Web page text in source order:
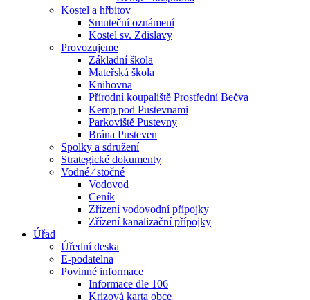
Kostel a hřbitov
Smuteční oznámení
Kostel sv. Zdislavy
Provozujeme
Základní škola
Mateřská škola
Knihovna
Přírodní koupaliště Prostřední Bečva
Kemp pod Pustevnami
Parkoviště Pustevny
Brána Pusteven
Spolky a sdružení
Strategické dokumenty
Vodné ⁄ stočné
Vodovod
Ceník
Zřízení vodovodní přípojky
Zřízení kanalizační přípojky
Úřad
Úřední deska
E-podatelna
Povinné informace
Informace dle 106
Krizová karta obce